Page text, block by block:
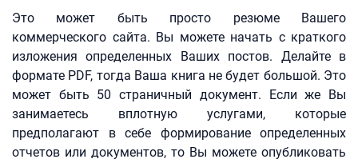
Это может быть просто резюме Вашего
коммерческого сайта. Вы можете начать с краткого
изложения определенных Ваших постов. Делайте в
формате PDF, тогда Ваша книга не будет большой. Это
может быть 50 страничный документ. Если же Вы
занимаетесь вплотную услугами, которые
предполагают в себе формирование определенных
отчетов или документов, то Вы можете опубликовать